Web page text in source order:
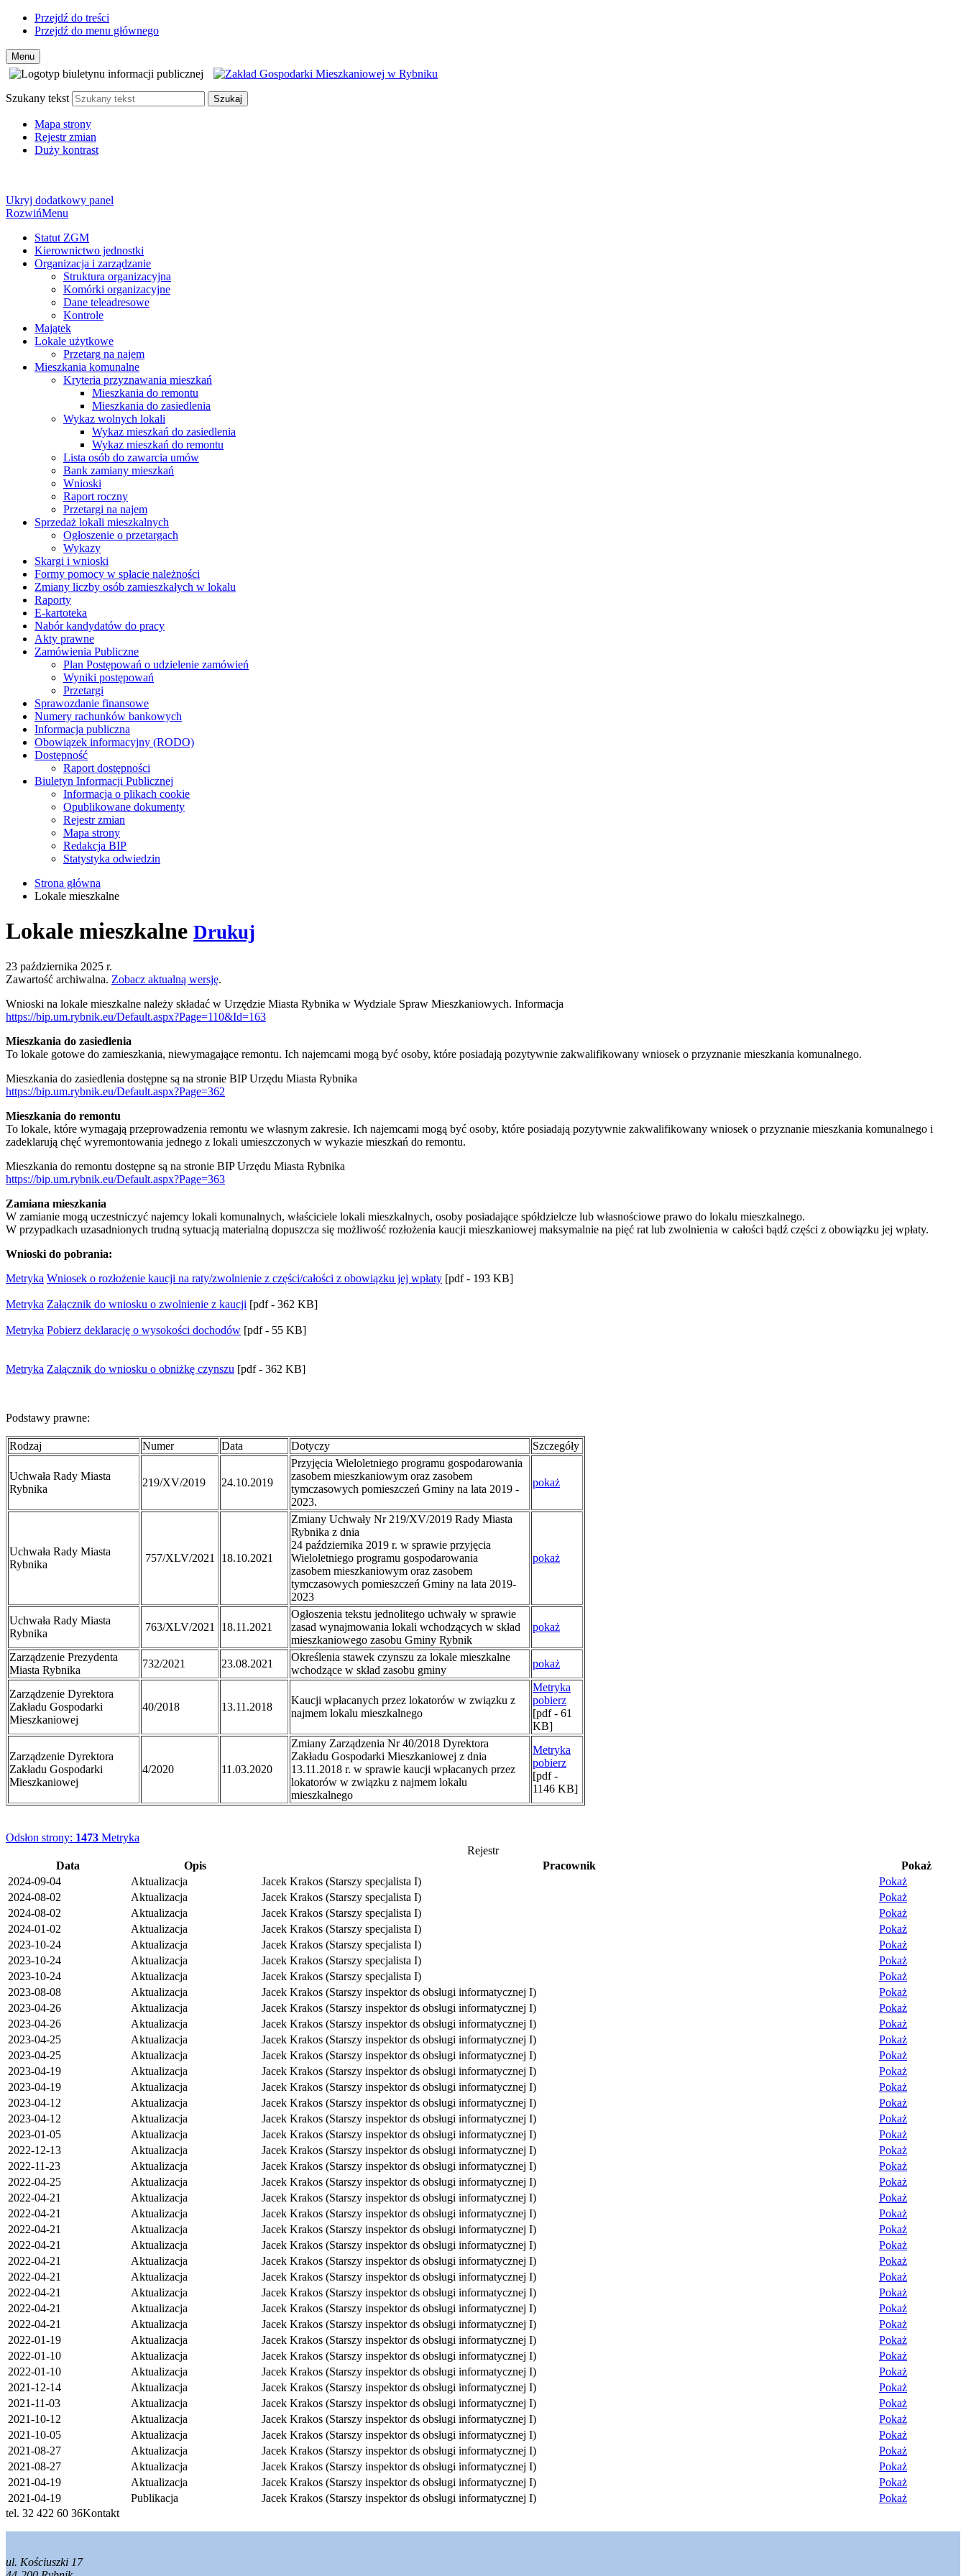
Przejdź do treści
Przejdź do menu głównego
Menu
Szukany tekst Szukaj
Mapa strony
Rejestr zmian
Duży kontrast
Ukryj dodatkowy panel
RozwińMenu
Statut ZGM
Kierownictwo jednostki
Organizacja i zarządzanie
Struktura organizacyjna
Komórki organizacyjne
Dane teleadresowe
Kontrole
Majątek
Lokale użytkowe
Przetarg na najem
Mieszkania komunalne
Kryteria przyznawania mieszkań
Mieszkania do remontu
Mieszkania do zasiedlenia
Wykaz wolnych lokali
Wykaz mieszkań do zasiedlenia
Wykaz mieszkań do remontu
Lista osób do zawarcia umów
Bank zamiany mieszkań
Wnioski
Raport roczny
Przetargi na najem
Sprzedaż lokali mieszkalnych
Ogłoszenie o przetargach
Wykazy
Skargi i wnioski
Formy pomocy w spłacie należności
Zmiany liczby osób zamieszkałych w lokalu
Raporty
E-kartoteka
Nabór kandydatów do pracy
Akty prawne
Zamówienia Publiczne
Plan Postępowań o udzielenie zamówień
Wyniki postępowań
Przetargi
Sprawozdanie finansowe
Numery rachunków bankowych
Informacja publiczna
Obowiązek informacyjny (RODO)
Dostępność
Raport dostępności
Biuletyn Informacji Publicznej
Informacja o plikach cookie
Opublikowane dokumenty
Rejestr zmian
Mapa strony
Redakcja BIP
Statystyka odwiedzin
Strona główna
Lokale mieszkalne
Lokale mieszkalne Drukuj
23 października 2025 r.
Zawartość archiwalna. Zobacz aktualną wersję.
Wnioski na lokale mieszkalne należy składać w Urzędzie Miasta Rybnika w Wydziale Spraw Mieszkaniowych. Informacja
https://bip.um.rybnik.eu/Default.aspx?Page=110&Id=163
Mieszkania do zasiedlenia
To lokale gotowe do zamieszkania, niewymagające remontu. Ich najemcami mogą być osoby, które posiadają pozytywnie zakwalifikowany wniosek o przyznanie mieszkania komunalnego.
Mieszkania do zasiedlenia dostępne są na stronie BIP Urzędu Miasta Rybnika
https://bip.um.rybnik.eu/Default.aspx?Page=362
Mieszkania do remontu
To lokale, które wymagają przeprowadzenia remontu we własnym zakresie. Ich najemcami mogą być osoby, które posiadają pozytywnie zakwalifikowany wniosek o przyznanie mieszkania komunalnego i
zadeklarują chęć wyremontowania jednego z lokali umieszczonych w wykazie mieszkań do remontu.
Mieszkania do remontu dostępne są na stronie BIP Urzędu Miasta Rybnika
https://bip.um.rybnik.eu/Default.aspx?Page=363
Zamiana mieszkania
W zamianie mogą uczestniczyć najemcy lokali komunalnych, właściciele lokali mieszkalnych, osoby posiadające spółdzielcze lub własnościowe prawo do lokalu mieszkalnego.
W przypadkach uzasadnionych trudną sytuacją materialną dopuszcza się możliwość rozłożenia kaucji mieszkaniowej maksymalnie na pięć rat lub zwolnienia w całości bądź części z obowiązku jej wpłaty.
Wnioski do pobrania:
Metryka Wniosek o rozłożenie kaucji na raty/zwolnienie z części/całości z obowiązku jej wpłaty [pdf - 193 KB]
Metryka Załącznik do wniosku o zwolnienie z kaucji [pdf - 362 KB]
Metryka Pobierz deklarację o wysokości dochodów [pdf - 55 KB]
Metryka Załącznik do wniosku o obniżkę czynszu [pdf - 362 KB]
Podstawy prawne:
Rodzaj Numer Data Dotyczy Szczegóły
Uchwała Rady Miasta
Rybnika
219/XV/2019 24.10.2019
Przyjęcia Wieloletniego programu gospodarowania
zasobem mieszkaniowym oraz zasobem
tymczasowych pomieszczeń Gminy na lata 2019 -
2023.
pokaż
Uchwała Rady Miasta
Rybnika
757/XLV/2021 18.10.2021
Zmiany Uchwały Nr 219/XV/2019 Rady Miasta
Rybnika z dnia
24 października 2019 r. w sprawie przyjęcia
Wieloletniego programu gospodarowania
zasobem mieszkaniowym oraz zasobem
tymczasowych pomieszczeń Gminy na lata 2019-
2023
pokaż
Uchwała Rady Miasta
Rybnika
763/XLV/2021 18.11.2021
Ogłoszenia tekstu jednolitego uchwały w sprawie
zasad wynajmowania lokali wchodzących w skład
mieszkaniowego zasobu Gminy Rybnik
pokaż
Zarządzenie Prezydenta
Miasta Rybnika
732/2021 23.08.2021
Określenia stawek czynszu za lokale mieszkalne
wchodzące w skład zasobu gminy
pokaż
Zarządzenie Dyrektora
Zakładu Gospodarki
Mieszkaniowej
40/2018 13.11.2018
Kaucji wpłacanych przez lokatorów w związku z
najmem lokalu mieszkalnego
Metryka
pobierz
[pdf - 61
KB]
Zarządzenie Dyrektora
Zakładu Gospodarki
Mieszkaniowej
4/2020 11.03.2020
Zmiany Zarządzenia Nr 40/2018 Dyrektora
Zakładu Gospodarki Mieszkaniowej z dnia
13.11.2018 r. w sprawie kaucji wpłacanych przez
lokatorów w związku z najmem lokalu
mieszkalnego
Metryka
pobierz
[pdf -
1146 KB]
Odsłon strony: 1473 Metryka
Rejestr
Data
Opis Pracownik
Pokaż
2024-09-04
Aktualizacja Jacek Krakos (Starszy specjalista I)
Pokaż
2024-08-02
Aktualizacja Jacek Krakos (Starszy specjalista I)
Pokaż
2024-08-02
Aktualizacja Jacek Krakos (Starszy specjalista I)
Pokaż
2024-01-02
Aktualizacja Jacek Krakos (Starszy specjalista I)
Pokaż
2023-10-24
Aktualizacja Jacek Krakos (Starszy specjalista I)
Pokaż
2023-10-24
Aktualizacja Jacek Krakos (Starszy specjalista I)
Pokaż
2023-10-24
Aktualizacja Jacek Krakos (Starszy specjalista I)
Pokaż
2023-08-08
Aktualizacja Jacek Krakos (Starszy inspektor ds obsługi informatycznej I)
Pokaż
2023-04-26
Aktualizacja Jacek Krakos (Starszy inspektor ds obsługi informatycznej I)
Pokaż
2023-04-26
Aktualizacja Jacek Krakos (Starszy inspektor ds obsługi informatycznej I)
Pokaż
2023-04-25
Aktualizacja Jacek Krakos (Starszy inspektor ds obsługi informatycznej I)
Pokaż
2023-04-25
Aktualizacja Jacek Krakos (Starszy inspektor ds obsługi informatycznej I)
Pokaż
2023-04-19
Aktualizacja Jacek Krakos (Starszy inspektor ds obsługi informatycznej I)
Pokaż
2023-04-19
Aktualizacja Jacek Krakos (Starszy inspektor ds obsługi informatycznej I)
Pokaż
2023-04-12
Aktualizacja Jacek Krakos (Starszy inspektor ds obsługi informatycznej I)
Pokaż
2023-04-12
Aktualizacja Jacek Krakos (Starszy inspektor ds obsługi informatycznej I)
Pokaż
2023-01-05
Aktualizacja Jacek Krakos (Starszy inspektor ds obsługi informatycznej I)
Pokaż
2022-12-13
Aktualizacja Jacek Krakos (Starszy inspektor ds obsługi informatycznej I)
Pokaż
2022-11-23
Aktualizacja Jacek Krakos (Starszy inspektor ds obsługi informatycznej I)
Pokaż
2022-04-25
Aktualizacja Jacek Krakos (Starszy inspektor ds obsługi informatycznej I)
Pokaż
2022-04-21
Aktualizacja Jacek Krakos (Starszy inspektor ds obsługi informatycznej I)
Pokaż
2022-04-21
Aktualizacja Jacek Krakos (Starszy inspektor ds obsługi informatycznej I)
Pokaż
2022-04-21
Aktualizacja Jacek Krakos (Starszy inspektor ds obsługi informatycznej I)
Pokaż
2022-04-21
Aktualizacja Jacek Krakos (Starszy inspektor ds obsługi informatycznej I)
Pokaż
2022-04-21
Aktualizacja Jacek Krakos (Starszy inspektor ds obsługi informatycznej I)
Pokaż
2022-04-21
Aktualizacja Jacek Krakos (Starszy inspektor ds obsługi informatycznej I)
Pokaż
2022-04-21
Aktualizacja Jacek Krakos (Starszy inspektor ds obsługi informatycznej I)
Pokaż
2022-04-21
Aktualizacja Jacek Krakos (Starszy inspektor ds obsługi informatycznej I)
Pokaż
2022-04-21
Aktualizacja Jacek Krakos (Starszy inspektor ds obsługi informatycznej I)
Pokaż
2022-01-19
Aktualizacja Jacek Krakos (Starszy inspektor ds obsługi informatycznej I)
Pokaż
2022-01-10
Aktualizacja Jacek Krakos (Starszy inspektor ds obsługi informatycznej I)
Pokaż
2022-01-10
Aktualizacja Jacek Krakos (Starszy inspektor ds obsługi informatycznej I)
Pokaż
2021-12-14
Aktualizacja Jacek Krakos (Starszy inspektor ds obsługi informatycznej I)
Pokaż
2021-11-03
Aktualizacja Jacek Krakos (Starszy inspektor ds obsługi informatycznej I)
Pokaż
2021-10-12
Aktualizacja Jacek Krakos (Starszy inspektor ds obsługi informatycznej I)
Pokaż
2021-10-05
Aktualizacja Jacek Krakos (Starszy inspektor ds obsługi informatycznej I)
Pokaż
2021-08-27
Aktualizacja Jacek Krakos (Starszy inspektor ds obsługi informatycznej I)
Pokaż
2021-08-27
Aktualizacja Jacek Krakos (Starszy inspektor ds obsługi informatycznej I)
Pokaż
2021-04-19
Aktualizacja Jacek Krakos (Starszy inspektor ds obsługi informatycznej I)
Pokaż
2021-04-19
Publikacja Jacek Krakos (Starszy inspektor ds obsługi informatycznej I)
Pokaż
tel. 32 422 60 36Kontakt
ul. Kościuszki 17